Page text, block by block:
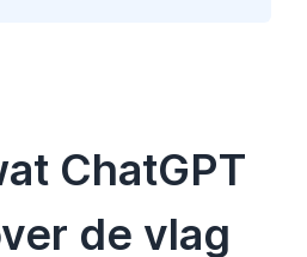
ChatGPT
de vlag